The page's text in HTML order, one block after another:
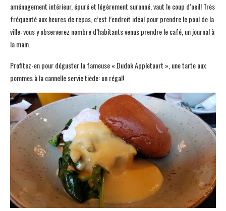
aménagement intérieur, épuré et légèrement suranné, vaut le coup d’oeil! Très
fréquenté aux heures de repas, c’est l’endroit idéal pour prendre le poul de la
ville: vous y observerez nombre d’habitants venus prendre le café, un journal à
la main.
Profitez-en pour déguster la fameuse « Dudok Appletaart », une tarte aux
pommes à la cannelle servie tiède: un régal!